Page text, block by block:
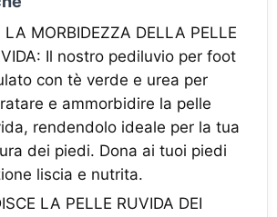
LA MORBIDEZZA DELLA PELLE
Il nostro pediluvio per foot
con tè verde e urea per
e ammorbidire la pelle
rendendolo ideale per la tua
dei piedi. Dona ai tuoi piedi
liscia e nutrita.
LA PELLE RUVIDA DEI